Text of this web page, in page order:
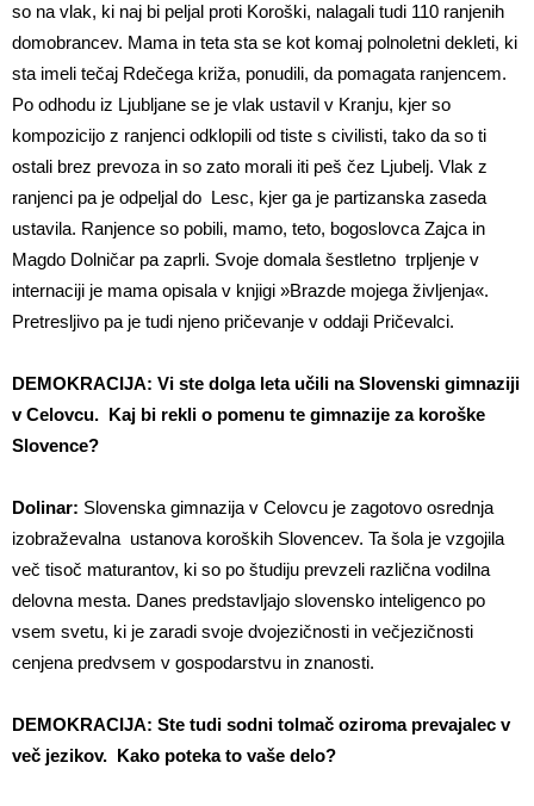
so na vlak, ki naj bi peljal proti Koroški, nalagali tudi 110 ranjenih
domobrancev. Mama in teta sta se kot komaj polnoletni dekleti, ki
sta imeli tečaj Rdečega križa, ponudili, da pomagata ranjencem.
Po odhodu iz Ljubljane se je vlak ustavil v Kranju, kjer so
kompozicijo z ranjenci odklopili od tiste s civilisti, tako da so ti
ostali brez prevoza in so zato morali iti peš čez Ljubelj. Vlak z
ranjenci pa je odpeljal do Lesc, kjer ga je partizanska zaseda
ustavila. Ranjence so pobili, mamo, teto, bogoslovca Zajca in
Magdo Dolničar pa zaprli. Svoje domala šestletno trpljenje v
internaciji je mama opisala v knjigi »Brazde mojega življenja«.
Pretresljivo pa je tudi njeno pričevanje v oddaji Pričevalci.
DEMOKRACIJA: Vi ste dolga leta učili na Slovenski gimnaziji
v Celovcu. Kaj bi rekli o pomenu te gimnazije za koroške
Slovence?
Dolinar: Slovenska gimnazija v Celovcu je zagotovo osrednja
izobraževalna ustanova koroških Slovencev. Ta šola je vzgojila
več tisoč maturantov, ki so po študiju prevzeli različna vodilna
delovna mesta. Danes predstavljajo slovensko inteligenco po
vsem svetu, ki je zaradi svoje dvojezičnosti in večjezičnosti
cenjena predvsem v gospodarstvu in znanosti.
DEMOKRACIJA: Ste tudi sodni tolmač oziroma prevajalec v
več jezikov. Kako poteka to vaše delo?